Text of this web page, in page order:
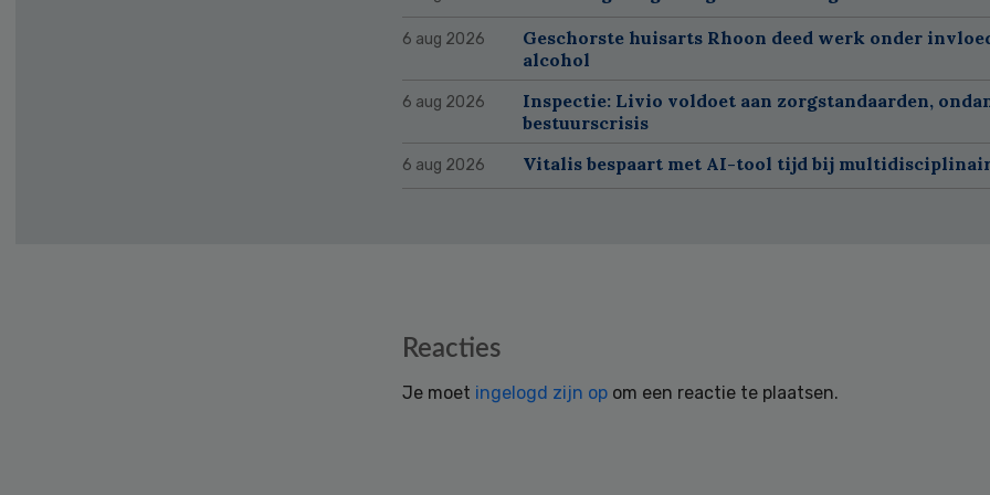
6 aug 2026
Geschorste huisarts Rhoon deed werk onder
alcohol
6 aug 2026
Inspectie: Livio voldoet aan zorgstandaarden,
bestuurscrisis
6 aug 2026 Vitalis bespaart met AI-tool tijd bij
Reacties
Je moet ingelogd zijn op om een reactie te plaatsen.